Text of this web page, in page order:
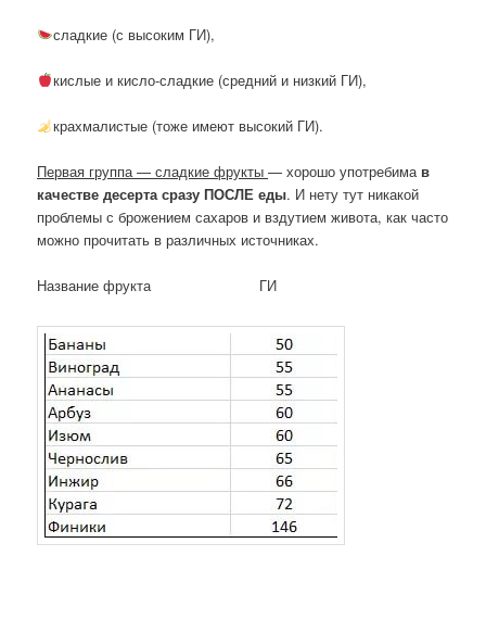
сладкие (с высоким ГИ),
кислые и кисло-сладкие (средний и низкий ГИ),
крахмалистые (тоже имеют высокий ГИ).
Первая группа — сладкие фрукты— хорошо употребима в
качестве десерта сразу ПОСЛЕ еды. И нету тут никакой
проблемы с брожением сахаров и вздутием живота, как часто
можно прочитать в различных источниках.
Название фрукта ГИ